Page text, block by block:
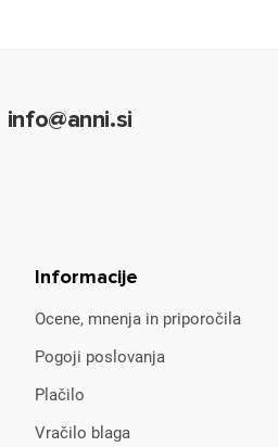
info@anni.si
Informacije
Ocene, mnenja in priporočila
Pogoji poslovanja
Plačilo
Vračilo blaga